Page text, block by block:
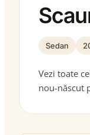
Sedan
Vezi toate
nou-născut